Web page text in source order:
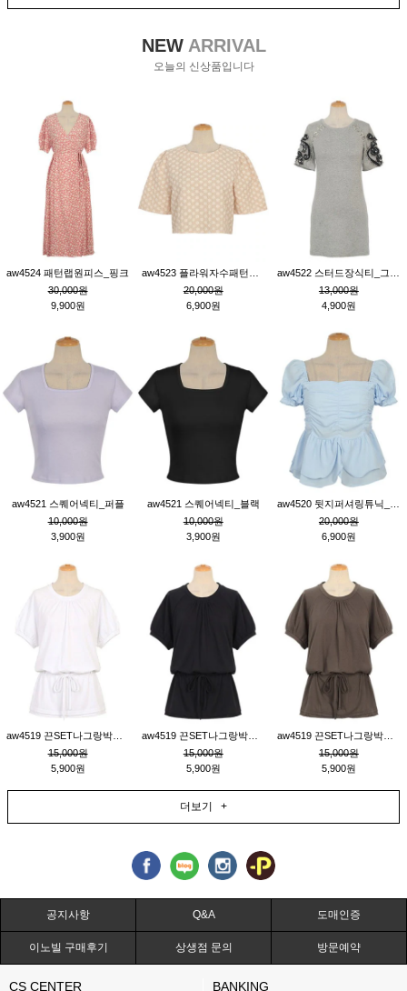
NEWARRIVAL
오늘의 신상품입니다
aw4524 패턴랩원피스_핑크
30,000원
9,900원
20,000원
6,900원
13,000원
4,900원
aw4521 스퀘어넥티_퍼플
10,000원
3,900원
aw4521 스퀘어넥티_블랙
10,000원
3,900원
20,000원
6,900원
15,000원
5,900원
15,000원
5,900원
15,000원
5,900원
더보기 +
공지사항 Q&A 도매인증
이노빌 구매후기 상생점 문의 방문예약
CS CENTER BANKING